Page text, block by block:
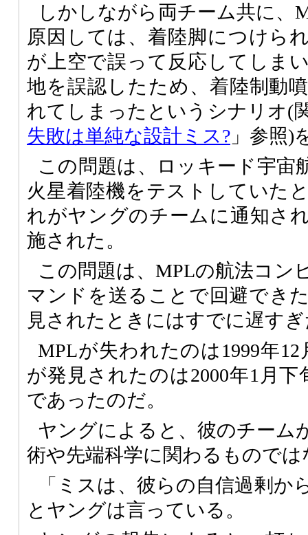
しかしながら両チーム共に、
原因しては、着陸脚につけら
が上空で誤って反応してしま
地を誤認したため、着陸制動
れてしまったというシナリオ(
失敗は単純な設計ミス? 」参照)
この問題は、ロッキード宇宙
火星着陸機をテストしていた
れがヤングのチームに通知さ
施された。
この問題は、MPLの航法コン
マンドを送ることで回避でき
見されたときにはすでに遅す
MPLが失われたのは1999年
が発見されたのは2000年1月
であったのだ。
ヤングによると、彼のチーム
術や先端科学に関わるもので
「ミスは、彼らの自信過剰か
とヤングは言っている。